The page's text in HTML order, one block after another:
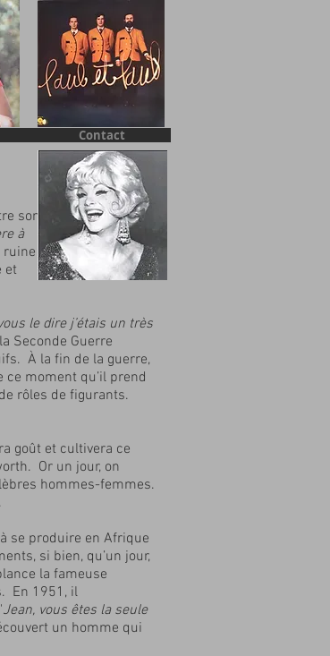
Contact
son
à
ruine
et
le dire j’étais un très
Seconde Guerre
À la fin de la guerre,
ce moment qu’il prend
rôles de figurants.
goût et cultivera ce
Or un jour, on
hommes-femmes.
se produire en Afrique
si bien, qu’un jour,
la fameuse
En 1951, il
Jean, vous êtes la seule
un homme qui